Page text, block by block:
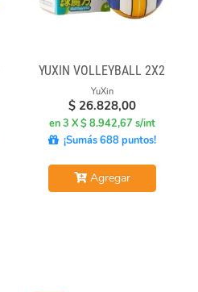
YUXIN VOLLEYBALL 2X2
YuXin
$ 26.828,00
en 3 X $ 8.942,67 s/int
¡Sumás 688 puntos!
Agregar